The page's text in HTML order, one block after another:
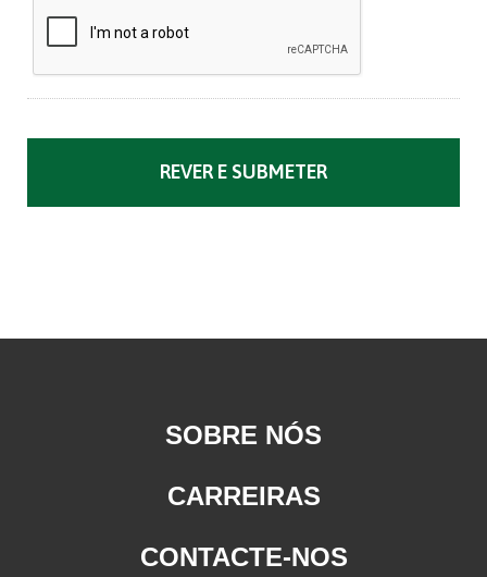
SOBRE NÓS
CARREIRAS
CONTACTE-NOS